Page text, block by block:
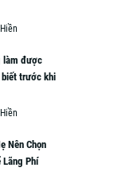
Hiền
làm được
biết trước khi
Hiền
Nên Chọn
Phí